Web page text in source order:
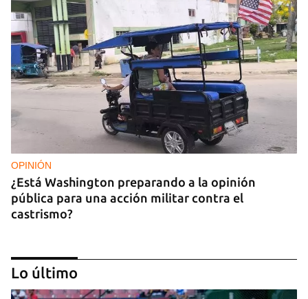
OPINIÓN
¿Está Washington preparando a la opinión
pública para una acción militar contra el
castrismo?
Lo último